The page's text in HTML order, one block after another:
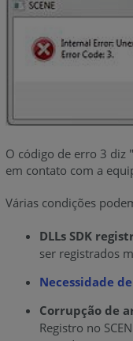
O código de erro 3 diz
em contato com a
Várias condições
DLLs SDK
ser registrados
Necessidade
Corrupção de
Registro no